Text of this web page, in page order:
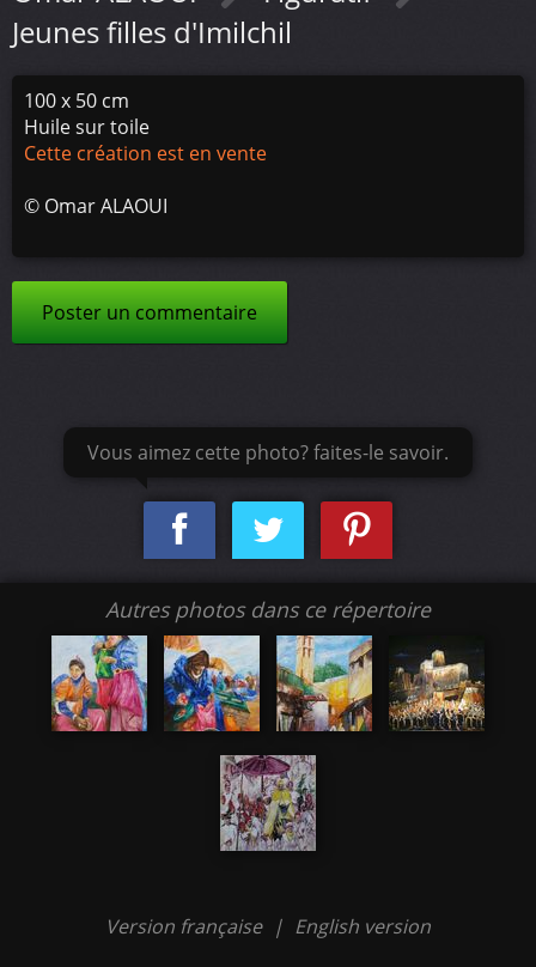
Jeunes filles d'Imilchil
100 x 50 cm
Huile sur toile
Cette création est en vente
© Omar ALAOUI
Poster un commentaire
Vous aimez cette photo? faites-le savoir.
Autres photos dans ce répertoire
Version française | English version